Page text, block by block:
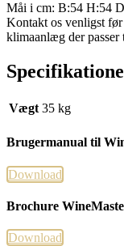
Måi i cm: B:54 H:54
Kontakt os venligst
klimaanlæg der passer
Vægt 35 kg
Brugermanual til
Download
Brochure
Download